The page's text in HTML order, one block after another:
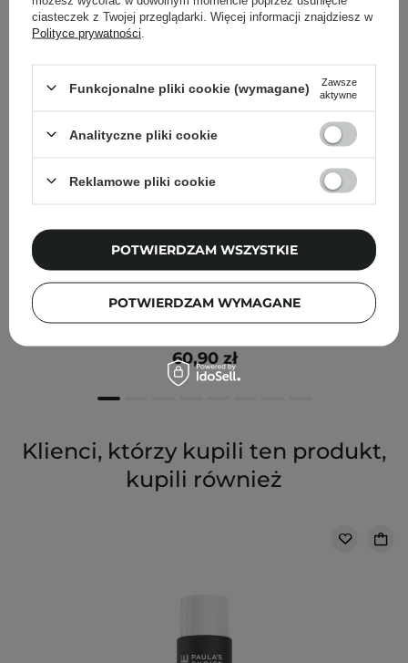
I'm From - Black Rice Toner - Tonik do Twarzy z
Ekstraktem z Czarnego Ryżu - 150ml
60,90 zł
Klienci, którzy kupili ten produkt,
kupili również
ciasteczek z Twojej przeglądarki. Więcej informacji znajdziesz w
Polityce prywatności
Funkcjonalne pliki cookie (wymagane)
Zawsze
aktywne
Analityczne pliki cookie
Reklamowe pliki cookie
POTWIERDZAM WYMAGANE
POTWIERDZAM WSZYSTKIE